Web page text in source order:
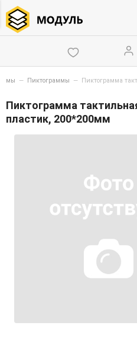
— Пиктограммы —
Пиктограмма
пластик, 200*200мм